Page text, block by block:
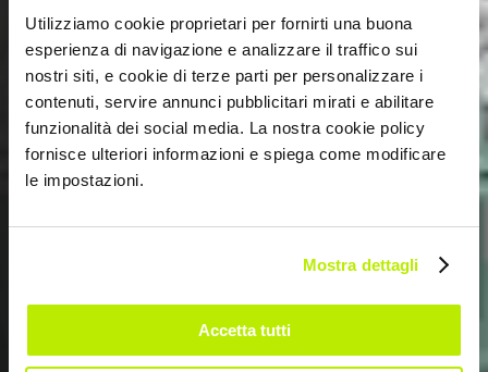
Utilizziamo cookie proprietari per fornirti una buona
esperienza di navigazione e analizzare il traffico sui
nostri siti, e cookie di terze parti per personalizzare i
contenuti, servire annunci pubblicitari mirati e abilitare
funzionalità dei social media. La nostra cookie policy
fornisce ulteriori informazioni e spiega come modificare
le impostazioni.
Mostra dettagli
Accetta tutti
ENTRE O DESPORTO E A EMPRESA
ADN VENCEDOR
Paixão, entusiasmo, vontade de melhorar sempre.